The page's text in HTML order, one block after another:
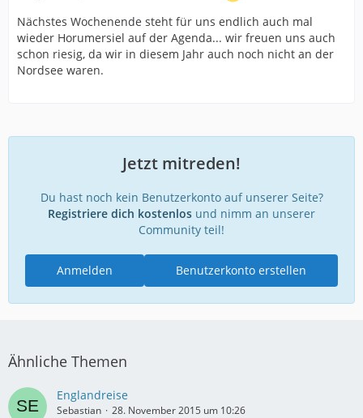
Nächstes Wochenende steht für uns endlich auch mal
wieder Horumersiel auf der Agenda... wir freuen uns auch
schon riesig, da wir in diesem Jahr auch noch nicht an der
Nordsee waren.
Jetzt mitreden!
Du hast noch kein Benutzerkonto auf unserer Seite?
Registriere dich kostenlos und nimm an unserer
Community teil!
Benutzerkonto erstellen
Anmelden
Ähnliche Themen
Englandreise
Sebastian
28. November 2015 um 10:26